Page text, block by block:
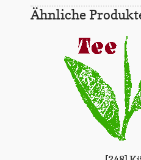
Ähnliche